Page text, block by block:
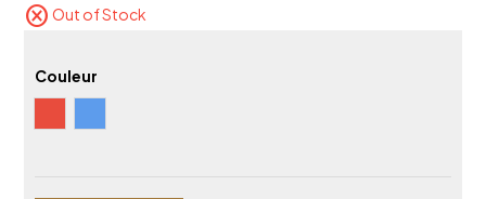
cancel Out of Stock
Couleur